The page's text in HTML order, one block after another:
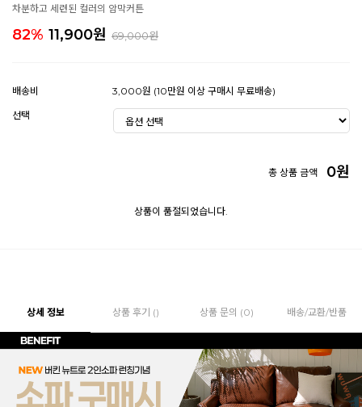
차분하고 세련된 컬러의 암막커튼
82% 11,900원 69,000원
배송비
3,000원 (10만원 이상 구매시 무료배송)
선택
총 상품 금액 0원
상품이 품절되었습니다.
상세 정보 상품 후기 () 상품 문의 (0) 배송/교환/반품